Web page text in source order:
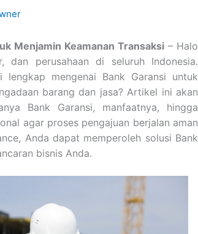
Menjamin Keamanan Transaksi– Halo
dan perusahaan di seluruh Indonesia.
mengenai Bank Garansi untuk
barang dan jasa? Artikel ini akan
Bank Garansi, manfaatnya, hingga
agar proses pengajuan berjalan aman
Anda dapat memperoleh solusi Bank
bisnis Anda.